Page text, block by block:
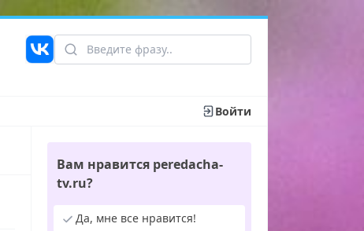
Войти
Вам нравится peredacha-
tv.ru?
Да, мне все нравится!